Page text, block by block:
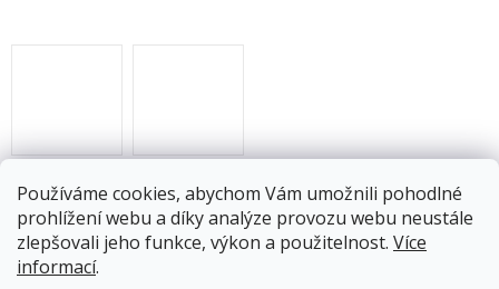
Používáme cookies, abychom Vám umožnili pohodlné
prohlížení webu a díky analýze provozu webu neustále
zlepšovali jeho funkce, výkon a použitelnost. Více
informací.
Skladem(12 ks) 13.8.2026